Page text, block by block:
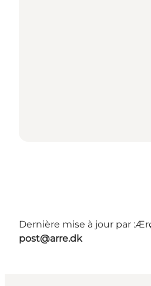
Dernière mise à jour par :
post@arre.dk